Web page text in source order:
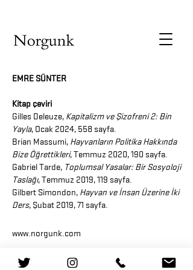
EMRE SÜNTER
Kitap çeviri
Gilles Deleuze, Kapitalizm ve Şizofreni 2: Bin
Yayla, Ocak 2024, 558 sayfa.
Brian Massumi, Hayvanların Politika Hakkında
Bize Öğrettikleri, Temmuz 2020, 190 sayfa.
Gabriel Tarde, Toplumsal Yasalar: Bir Sosyoloji
Taslağı, Temmuz 2019, 119 sayfa.
Gilbert Simondon, Hayvan ve İnsan Üzerine İki
Ders, Şubat 2019, 71 sayfa.
www.norgunk.com